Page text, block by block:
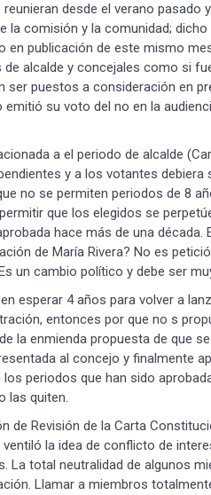
desde el verano
la comisión y la comunidad;
en publicación de este mismo
alcalde y concejales como si
ser puestos a consideración en
su voto del no en la
a el periodo de alcalde
y a los votantes debiera
no se permiten periodos de 8
que los elegidos se
hace más de una
de María Rivera? No es
un cambio político y debe ser
esperar 4 años para volver a
entonces por que no s
la enmienda propuesta de que
al concejo y finalmente
periodos que han sido
las quiten.
de Revisión de la Carta
la idea de conflicto de
La total neutralidad de algunos
Llamar a miembros